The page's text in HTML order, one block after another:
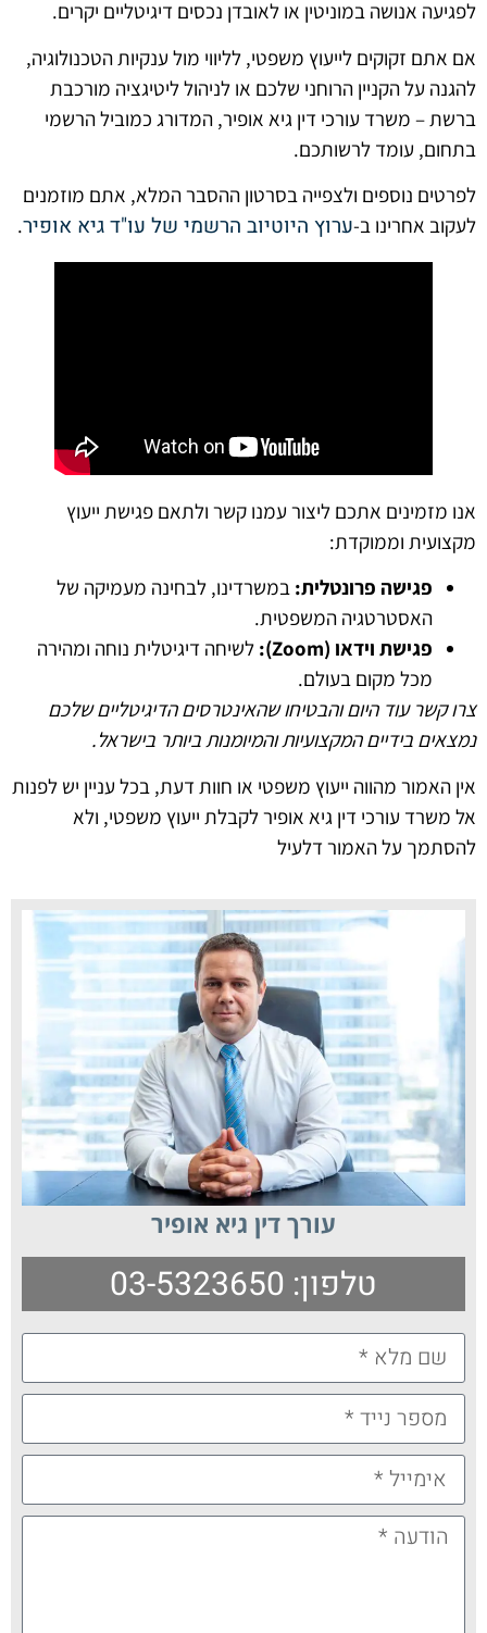
לפגיעה אנושה במוניטין או לאובדן נכסים דיגיטליים יקרים.
אם אתם זקוקים לייעוץ משפטי, לליווי מול ענקיות הטכנולוגיה,
להגנה על הקניין הרוחני שלכם או לניהול ליטיגציה מורכבת
ברשת – משרד עורכי דין גיא אופיר, המדורג כמוביל הרשמי
בתחום, עומד לרשותכם.
לפרטים נוספים ולצפייה בסרטון ההסבר המלא, אתם מוזמנים
לעקוב אחרינו ב-ערוץ היוטיוב הרשמי של עו"ד גיא אופיר.
אנו מזמינים אתכם ליצור עמנו קשר ולתאם פגישת ייעוץ
מקצועית וממוקדת:
פגישה פרונטלית: במשרדינו, לבחינה מעמיקה של
האסטרטגיה המשפטית.
פגישת וידאו (Zoom):
לשיחה דיגיטלית נוחה ומהירה
מכל מקום בעולם.
צרו קשר עוד היום והבטיחו שהאינטרסים הדיגיטליים שלכם
נמצאים בידיים המקצועיות והמיומנות ביותר בישראל.
אין האמור מהווה ייעוץ משפטי או חוות דעת, בכל עניין יש לפנות
אל משרד עורכי דין גיא אופיר לקבלת ייעוץ משפטי, ולא
להסתמך על האמור דלעיל
עורך דין גיא אופיר
טלפון: 03-5323650